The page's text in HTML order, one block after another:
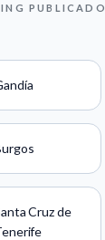
PUBLICADO
Cruz de